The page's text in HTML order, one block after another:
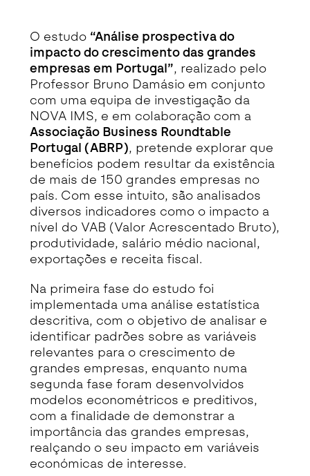
O estudo “Análise prospectiva do
impacto do crescimento das grandes
empresas em Portugal”, realizado pelo
Professor Bruno Damásio em conjunto
com uma equipa de investigação da
NOVA IMS, e em colaboração com a
Associação Business Roundtable
Portugal (ABRP), pretende explorar que
benefícios podem resultar da existência
de mais de 150 grandes empresas no
país. Com esse intuito, são analisados
diversos indicadores como o impacto a
nível do VAB (Valor Acrescentado Bruto),
produtividade, salário médio nacional,
exportações e receita fiscal.
Na primeira fase do estudo foi
implementada uma análise estatística
descritiva, com o objetivo de analisar e
identificar padrões sobre as variáveis
relevantes para o crescimento de
grandes empresas, enquanto numa
segunda fase foram desenvolvidos
modelos econométricos e preditivos,
com a finalidade de demonstrar a
importância das grandes empresas,
realçando o seu impacto em variáveis
económicas de interesse.